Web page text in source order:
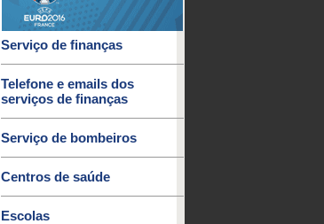
Serviço de finanças
Telefone e emails dos
serviços de finanças
Serviço de bombeiros
Centros de saúde
Escolas